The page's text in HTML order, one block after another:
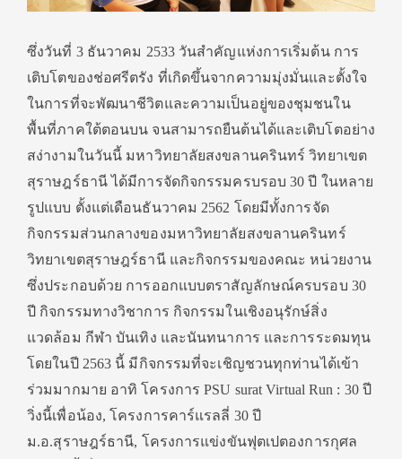
ซึ่งวันที่ 3 ธันวาคม 2533 วันสำคัญแห่งการเริ่มต้น การ
เติบโตของช่อศรีตรัง ที่เกิดขึ้นจากความมุ่งมั่นและตั้งใจ
ในการที่จะพัฒนาชีวิตและความเป็นอยู่ของชุมชนใน
พื้นที่ภาคใต้ตอนบน จนสามารถยืนต้นได้และเติบโตอย่าง
สง่างามในวันนี้ มหาวิทยาลัยสงขลานครินทร์ วิทยาเขต
สุราษฎร์ธานี ได้มีการจัดกิจกรรมครบรอบ30ปี ในหลาย
รูปแบบ ตั้งแต่เดือนธันวาคม 2562 โดยมีทั้งการจัด
กิจกรรมส่วนกลางของมหาวิทยาลัยสงขลานครินทร์
วิทยาเขตสุราษฎร์ธานี และกิจกรรมของคณะ หน่วยงาน
ซึ่งประกอบด้วย การออกแบบตราสัญลักษณ์ครบรอบ 30
ปี กิจกรรมทางวิชาการ กิจกรรมในเชิงอนุรักษ์สิ่ง
แวดล้อม กีฬา บันเทิง และนันทนาการ และการระดมทุน
โดยในปี 2563 นี้ มีกิจกรรมที่จะเชิญชวนทุกท่านได้เข้า
ร่วมมากมาย อาทิ โครงการPSU surat Virtual Run : 30 ปี
วิ่งนี้เพื่อน้อง,โครงการคาร์แรลลี่ 30 ปี
ม.อ.สุราษฎร์ธานี, โครงการแข่งขันฟุตเปตองการกุศล